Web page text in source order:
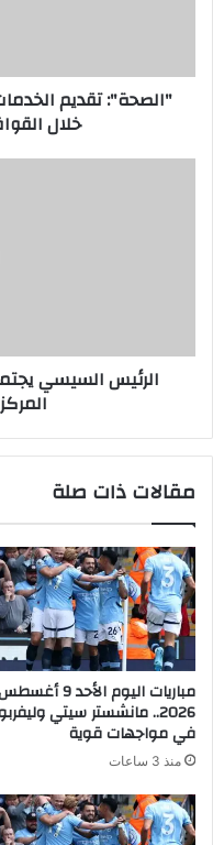
خلال
الرئيس السيسي
مقالات ذات صلة
مباريات اليوم الأحد 9
2026.. مانشستر سيتي
في مواجهات قوية
منذ 3 ساعات